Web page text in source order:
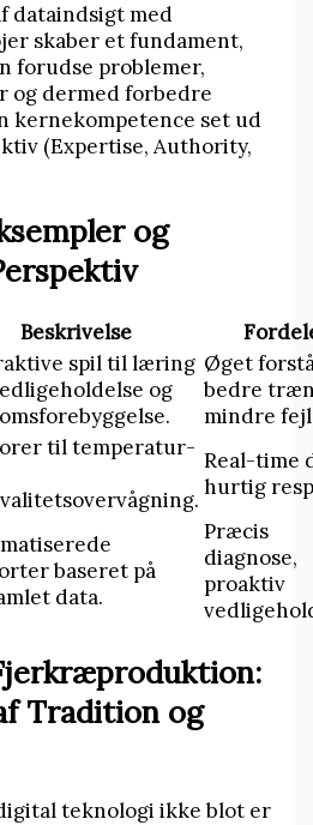
dataindsigt med
skaber et fundament,
forudse problemer,
og dermed forbedre
kernekompetence set ud
(Expertise, Authority,
og
Beskrivelse
spil til læring
og
Øget
bedre
mindre fejl
til temperatur- Real-time
hurtig
baseret på
data.
Præcis
diagnose,
proaktiv
Tradition og
teknologi ikke blot er